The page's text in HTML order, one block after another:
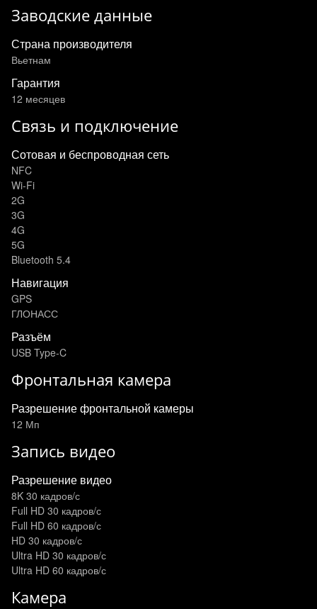
Заводские данные
Страна производителя
Вьетнам
Гарантия
12 месяцев
Связь и подключение
Сотовая и беспроводная сеть
NFC
Wi-Fi
2G
3G
4G
5G
Bluetooth 5.4
Навигация
GPS
ГЛОНАСС
Разъём
USB Type-C
Фронтальная камера
Разрешение фронтальной камеры
12 Мп
Запись видео
Разрешение видео
8K 30 кадров/с
Full HD 30 кадров/с
Full HD 60 кадров/с
HD 30 кадров/с
Ultra HD 30 кадров/с
Ultra HD 60 кадров/с
Камера